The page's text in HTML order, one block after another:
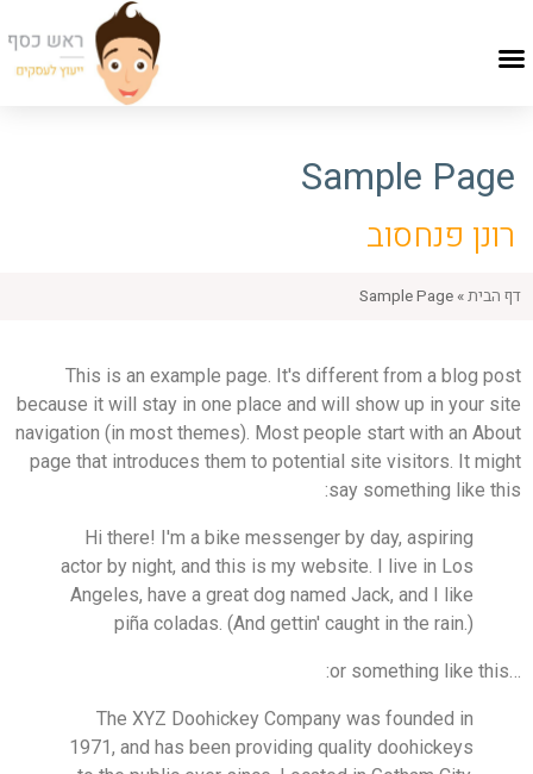
Sample Page
רונן פנחסוב
דף הבית»
Sample Page
This is an example page. It's different from a blog post
because it will stay in one place and will show up in your site
navigation (in most themes). Most people start with an About
page that introduces them to potential site visitors. It might
say something like this:
Hi there! I'm a bike messenger by day, aspiring
actor by night, and this is my website. I live in Los
Angeles, have a great dog named Jack, and I like
piña coladas. (And gettin' caught in the rain.)
The XYZ Doohickey Company was founded in
1971, and has been providing quality doohickeys